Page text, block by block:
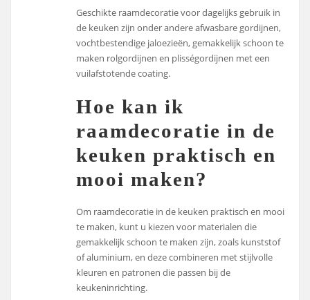
Geschikte raamdecoratie voor dagelijks gebruik in
de keuken zijn onder andere afwasbare gordijnen,
vochtbestendige jaloezieën, gemakkelijk schoon te
maken rolgordijnen en plisségordijnen met een
vuilafstotende coating.
Hoe kan ik
raamdecoratie in de
keuken praktisch en
mooi maken?
Om raamdecoratie in de keuken praktisch en mooi
te maken, kunt u kiezen voor materialen die
gemakkelijk schoon te maken zijn, zoals kunststof
of aluminium, en deze combineren met stijlvolle
kleuren en patronen die passen bij de
keukeninrichting.